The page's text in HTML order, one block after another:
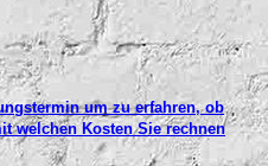
um zu erfahren, ob
welchen Kosten Sie rechnen